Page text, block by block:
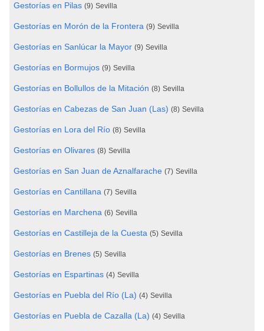
Gestorías en Pilas (9) Sevilla
Gestorías en Morón de la Frontera (9) Sevilla
Gestorías en Sanlúcar la Mayor (9) Sevilla
Gestorías en Bormujos (9) Sevilla
Gestorías en Bollullos de la Mitación (8) Sevilla
Gestorías en Cabezas de San Juan (Las) (8) Sevilla
Gestorías en Lora del Río (8) Sevilla
Gestorías en Olivares (8) Sevilla
Gestorías en San Juan de Aznalfarache (7) Sevilla
Gestorías en Cantillana (7) Sevilla
Gestorías en Marchena (6) Sevilla
Gestorías en Castilleja de la Cuesta (5) Sevilla
Gestorías en Brenes (5) Sevilla
Gestorías en Espartinas (4) Sevilla
Gestorías en Puebla del Río (La) (4) Sevilla
Gestorías en Puebla de Cazalla (La) (4) Sevilla